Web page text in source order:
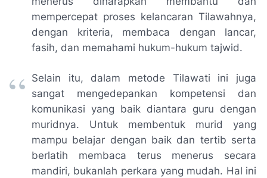
mempercepat proses kelancaran Tilawahnya,
dengan kriteria, membaca dengan lancar,
fasih, dan memahami hukum-hukum tajwid.
Selain itu, dalam metode Tilawati ini juga
sangat mengedepankan kompetensi dan
komunikasi yang baik diantara guru dengan
muridnya. Untuk membentuk murid yang
mampu belajar dengan baik dan tertib serta
berlatih membaca terus menerus secara
mandiri, bukanlah perkara yang mudah. Hal ini